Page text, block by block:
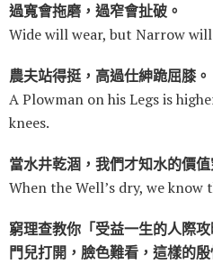
過寬會拖磨，過窄會扯破。
Wide will wear, but Narrow
農夫站得挺，高過仕紳跪屈膝。
A Plowman on his Legs is
knees.
當水井乾涸，我們才知水的價值
When the Well’s dry, we know
窮理查教你「受益一生的人際攻
門兒打開，臉色難看，這樣的殷